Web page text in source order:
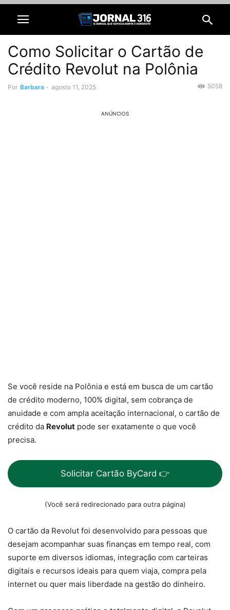
Como Solicitar o Cartão de
Crédito Revolut na Polônia
Por Barbara - agosto 11, 2025 5058
ANÚNCIOS
Se você reside na Polônia e está em busca de um cartão
de crédito moderno, 100% digital, sem cobrança de
anuidade e com ampla aceitação internacional, o cartão de
crédito da Revolut pode ser exatamente o que você
precisa.
Solicitar Cartão ByCard 👉
(Você será redirecionado para outra página)
O cartão da Revolut foi desenvolvido para pessoas que
desejam acompanhar suas finanças em tempo real, com
suporte em diversos idiomas, integração com carteiras
digitais e recursos ideais para quem viaja, compra pela
internet ou quer mais liberdade na gestão do dinheiro.